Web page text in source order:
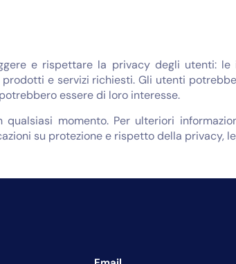
e rispettare la privacy degli utenti: le
e servizi richiesti. Gli utenti
essere di loro interesse.
momento. Per ulteriori
su protezione e rispetto della privacy,